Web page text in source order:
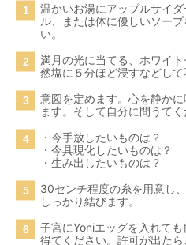
温かいお湯にアップルサイ
ル、または体に優しいソー
い。
満月の光に当てる、ホワイ
然塩に５分ほど浸すなどして
意図を定めます。心を静か
ます。そして自分に問うてく
・今手放したいものは？
・今具現化したいものは？
・生み出したいものは？
30センチ程度の糸を用意し
しっかり結びます。
子宮にYoniエッグを入れて
得てください。許可が出た